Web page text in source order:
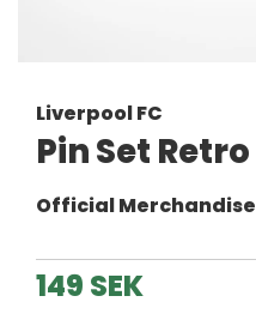
Liverpool FC
Pin Set Retro
Official Merchandise
149 SEK